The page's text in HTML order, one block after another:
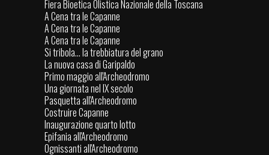
Fiera Bioetica Olistica Nazionale della Toscana
A Cena tra le Capanne
A Cena tra le Capanne
A Cena tra le Capanne
Si tribola... la trebbiatura del grano
La nuova casa di Garipaldo
Primo maggio all'Archeodromo
Una giornata nel IX secolo
Pasquetta all'Archeodromo
Costruire Capanne
Inaugurazione quarto lotto
Epifania all'Archeodromo
Ognissanti all'Archeodromo